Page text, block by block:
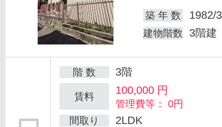
築 年 数
1982/
建物階数 3階建
階 数 3階
賃料 100,000 円
管理費等： 0円
間取り
2LDK